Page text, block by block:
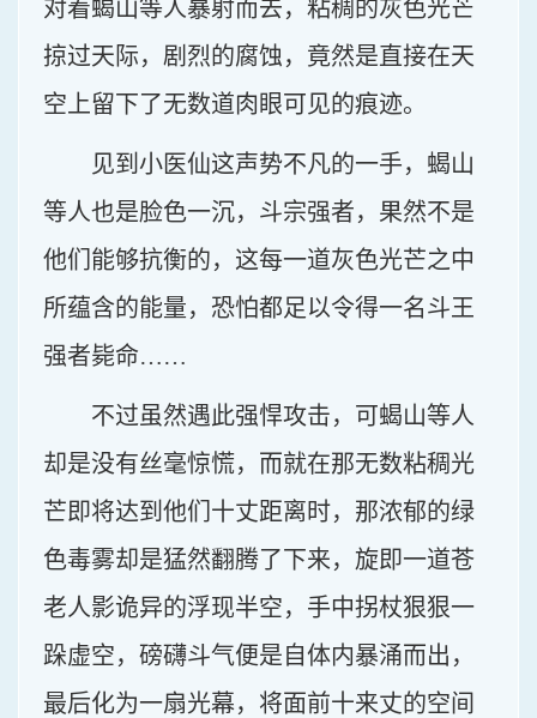
对着蝎山等人暴射而去，粘稠的灰色光芒
掠过天际，剧烈的腐蚀，竟然是直接在天
空上留下了无数道肉眼可见的痕迹。
见到小医仙这声势不凡的一手，蝎山
等人也是脸色一沉，斗宗强者，果然不是
他们能够抗衡的，这每一道灰色光芒之中
所蕴含的能量，恐怕都足以令得一名斗王
强者毙命……
不过虽然遇此强悍攻击，可蝎山等人
却是没有丝毫惊慌，而就在那无数粘稠光
芒即将达到他们十丈距离时，那浓郁的绿
色毒雾却是猛然翻腾了下来，旋即一道苍
老人影诡异的浮现半空，手中拐杖狠狠一
跺虚空，磅礴斗气便是自体内暴涌而出，
最后化为一扇光幕，将面前十来丈的空间